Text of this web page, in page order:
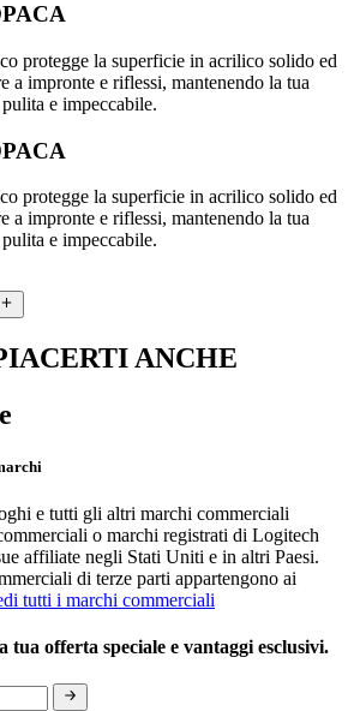
protegge la superficie in acrilico solido ed
a impronte e riflessi, mantenendo la tua
e impeccabile.
protegge la superficie in acrilico solido ed
a impronte e riflessi, mantenendo la tua
e impeccabile.
ANCHE
e tutti gli altri marchi commerciali
o marchi registrati di Logitech
affiliate negli Stati Uniti e in altri Paesi.
di terze parti appartengono ai
tutti i marchi commerciali
offerta speciale e vantaggi esclusivi.